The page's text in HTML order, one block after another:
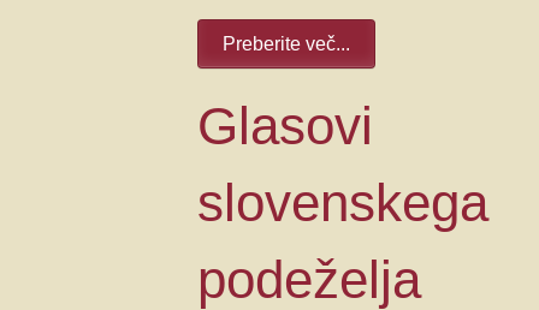
Preberite več...
Glasovi
slovenskega
podeželja